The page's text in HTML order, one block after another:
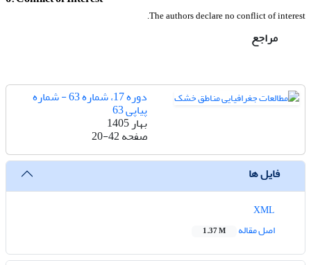
The authors declare no conflict of interest.
مراجع
دوره 17، شماره 63 - شماره
پیاپی 63
بهار 1405
صفحه20-42
فایل ها
اصل مقاله
1.37 M